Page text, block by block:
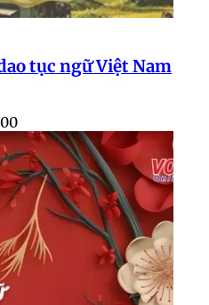
tục ngữ Việt Nam